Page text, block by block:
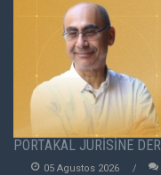
PORTAKAL JÜRİSİNE
05 Agustos 2026